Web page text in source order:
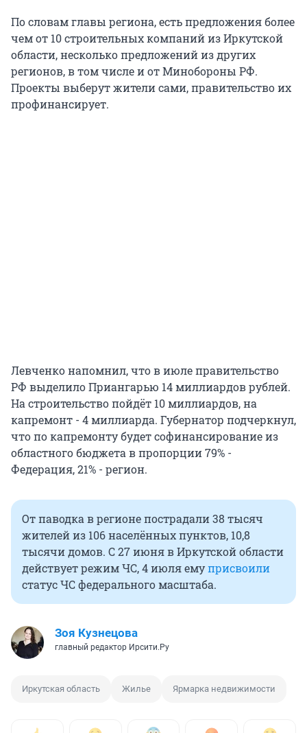
По словам главы региона, есть предложения более
чем от 10 строительных компаний из Иркутской
области, несколько предложений из других
регионов, в том числе и от Минобороны РФ.
Проекты выберут жители сами, правительство их
профинансирует.
Левченко напомнил, что в июле правительство
РФ выделило Приангарью 14 миллиардов рублей.
На строительство пойдёт 10 миллиардов, на
капремонт - 4 миллиарда. Губернатор подчеркнул,
что по капремонту будет софинансирование из
областного бюджета в пропорции 79% -
Федерация, 21% - регион.
От паводка в регионе пострадали 38 тысяч
жителей из 106 населённых пунктов, 10,8
тысячи домов. С 27 июня в Иркутской области
действует режим ЧС, 4 июля емуприсвоили
статус ЧС федерального масштаба.
Зоя Кузнецова
главный редактор Ирсити.Ру
Иркутская область Жилье Ярмарка недвижимости